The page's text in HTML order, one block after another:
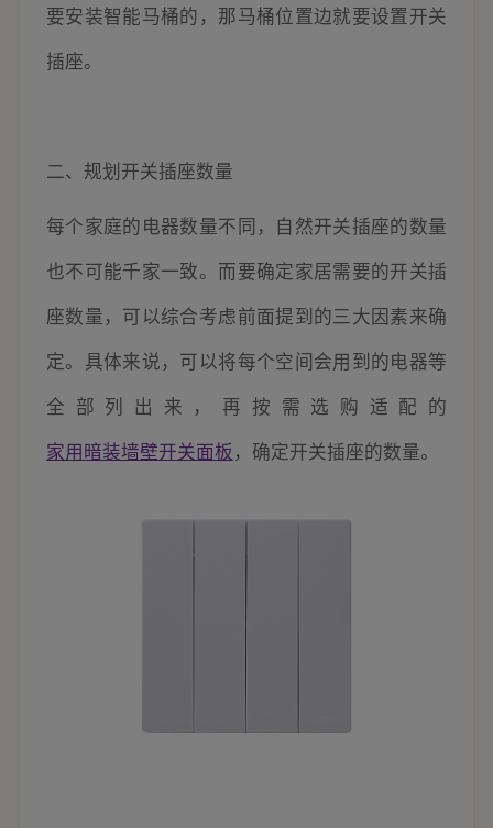
要安装智能马桶的，那马桶位置边就要设置开关
插座。
二、规划开关插座数量
每个家庭的电器数量不同，自然开关插座的数量
也不可能千家一致。而要确定家居需要的开关插
座数量，可以综合考虑前面提到的三大因素来确
定。具体来说，可以将每个空间会用到的电器等
全部列出来，再按需选购适配的
家用暗装墙壁开关面板，确定开关插座的数量。